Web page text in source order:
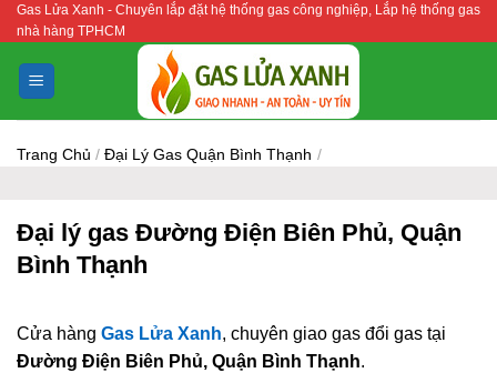
Bỏ
qua
nội
dung
Gas Lửa Xanh - Chuyên lắp đặt hệ thống gas công nghiệp, Lắp hệ thống gas
nhà hàng TPHCM
Trang Chủ / Đại Lý Gas Quận Bình Thạnh /
Đại lý gas Đường Điện Biên Phủ, Quận
Bình Thạnh
Cửa hàng Gas Lửa Xanh, chuyên giao gas đổi gas tại
Đường Điện Biên Phủ, Quận Bình Thạnh.